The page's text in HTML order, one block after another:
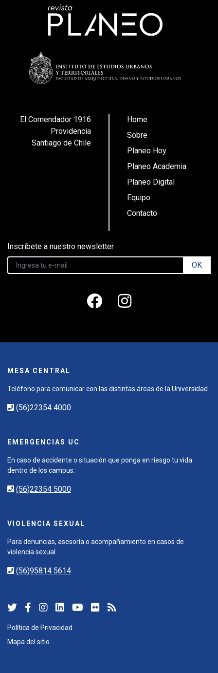
El Comendador 1916
Providencia
Santiago de Chile
Home
Sobre
Planeo Hoy
Planeo Academia
Planeo Digital
Equipo
Contacto
Inscríbete a nuestro newsletter
OK
MESA CENTRAL
Teléfono para comunicar con las distintas áreas de la Universidad.
(56)22354 4000
EMERGENCIAS UC
En caso de accidente o situación que ponga en riesgo tu vida
dentro de los campus.
(56)22354 5000
VIOLENCIA SEXUAL
Para denuncias, asesoría o acompañamiento en casos de
violencia sexual.
(56)95814 5614
Política de Privacidad
Mapa del sitio